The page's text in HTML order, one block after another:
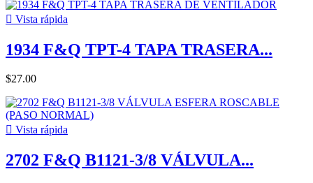
 Vista rápida
1934 F&Q TPT-4 TAPA TRASERA...
$27.00
 Vista rápida
2702 F&Q B1121-3/8 VÁLVULA...